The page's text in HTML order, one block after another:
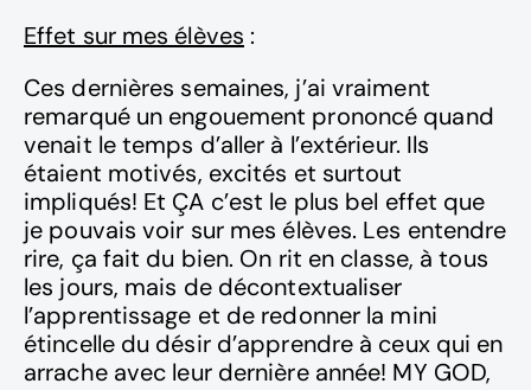
Effet sur mes élèves :
Ces dernières semaines, j’ai vraiment
remarqué un engouement prononcé quand
venait le temps d’aller à l’extérieur. Ils
étaient motivés, excités et surtout
impliqués! Et ÇA c’est le plus bel effet que
je pouvais voir sur mes élèves. Les entendre
rire, ça fait du bien. On rit en classe, à tous
les jours, mais de décontextualiser
l’apprentissage et de redonner la mini
étincelle du désir d’apprendre à ceux qui en
arrache avec leur dernière année! MY GOD,